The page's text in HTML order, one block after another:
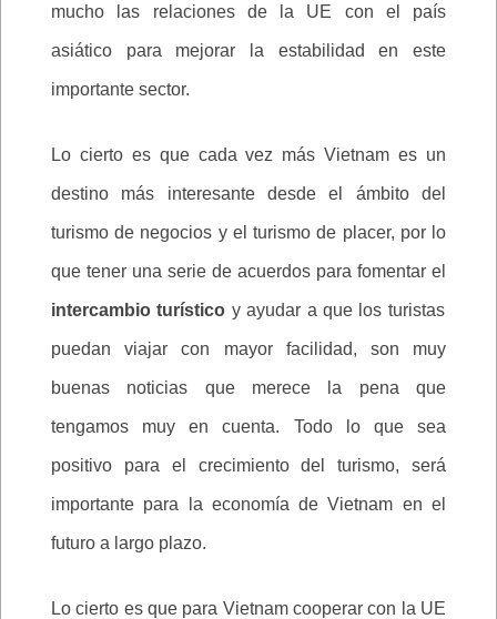
mucho las relaciones de la UE con el país
asiático para mejorar la estabilidad en este
importante sector.
Lo cierto es que cada vez más Vietnam es un
destino más interesante desde el ámbito del
turismo de negocios y el turismo de placer, por lo
que tener una serie de acuerdos para fomentar el
intercambio turístico y ayudar a que los turistas
puedan viajar con mayor facilidad, son muy
buenas noticias que merece la pena que
tengamos muy en cuenta. Todo lo que sea
positivo para el crecimiento del turismo, será
importante para la economía de Vietnam en el
futuro a largo plazo.
Lo cierto es que para Vietnam cooperar con la UE